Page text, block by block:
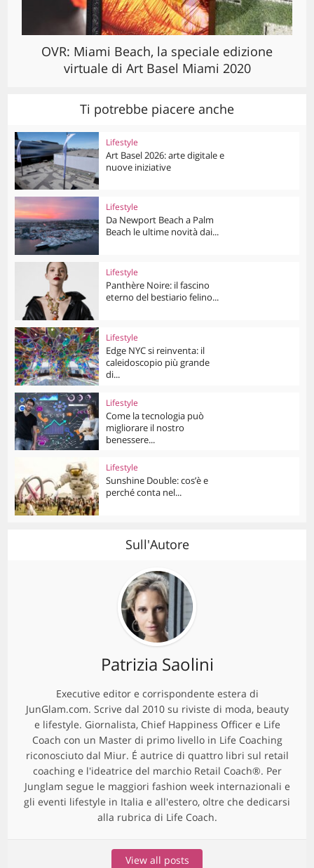
OVR: Miami Beach, la speciale edizione
virtuale di Art Basel Miami 2020
Ti potrebbe piacere anche
Lifestyle
Art Basel 2026: arte digitale e
nuove iniziative
Lifestyle
Da Newport Beach a Palm
Beach le ultime novità dai...
Lifestyle
Panthère Noire: il fascino
eterno del bestiario felino...
Lifestyle
Edge NYC si reinventa: il
caleidoscopio più grande
di...
Lifestyle
Come la tecnologia può
migliorare il nostro
benessere...
Lifestyle
Sunshine Double: cos’è e
perché conta nel...
Sull'Autore
Patrizia Saolini
Executive editor e corrispondente estera di
JunGlam.com. Scrive dal 2010 su riviste di moda, beauty
e lifestyle. Giornalista, Chief Happiness Officer e Life
Coach con un Master di primo livello in Life Coaching
riconosciuto dal Miur. É autrice di quattro libri sul retail
coaching e l'ideatrice del marchio Retail Coach®. Per
Junglam segue le maggiori fashion week internazionali e
gli eventi lifestyle in Italia e all'estero, oltre che dedicarsi
alla rubrica di Life Coach.
View all posts